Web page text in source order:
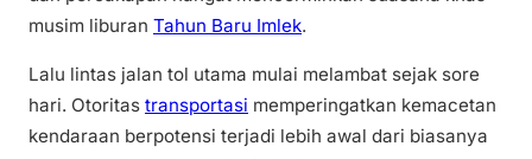
musim liburan Tahun Baru Imlek.
Lalu lintas jalan tol utama mulai melambat sejak sore
hari. Otoritas transportasi memperingatkan kemacetan
kendaraan berpotensi terjadi lebih awal dari biasanya